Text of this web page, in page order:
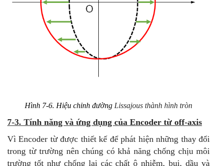
Hình 7-6. Hiệu chỉnh đường Lissajous thành hình tròn
7-3. Tính năng và ứng dụng của Encoder từ off-axis
Vì Encoder từ được thiết kế để phát hiện những thay đổi
trong từ trường nên chúng có khả năng chống chịu môi
trường tốt như chống lại các chất ô nhiễm, bụi, dầu và